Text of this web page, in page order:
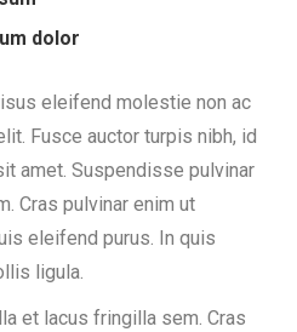
dolor
eleifend molestie non ac
Fusce auctor turpis nibh, id
amet. Suspendisse pulvinar
Cras pulvinar enim ut
eleifend purus. In quis
ligula.
et lacus fringilla sem. Cras